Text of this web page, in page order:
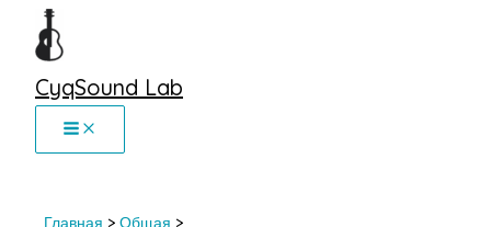
Перейти
CyqSound Lab
Главная
Общая